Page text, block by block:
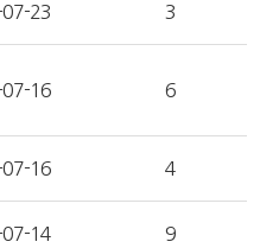
23 3
16 6
16 4
14 9